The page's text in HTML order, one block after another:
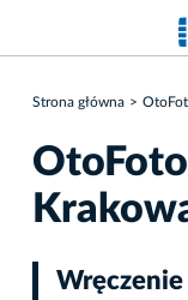
Strona główna